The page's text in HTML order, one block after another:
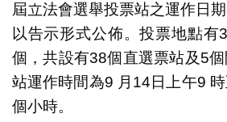
屆立法會選舉投票站之運作日
以告示形式公佈。投票地點有
個，共設有38個直選票站及5
站運作時間為9 月14日上午9
個小時。